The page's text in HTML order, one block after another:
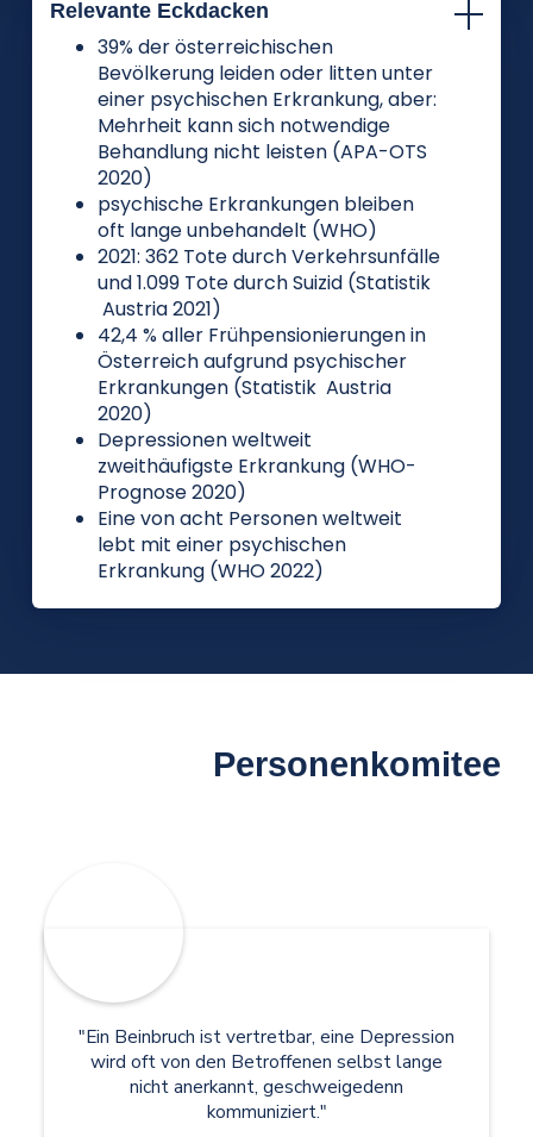
Relevante Eckdacken
39% der österreichischen
Bevölkerung leiden oder litten unter
einer psychischen Erkrankung, aber:
Mehrheit kann sich notwendige
Behandlung nicht leisten (APA-OTS
2020)
psychische Erkrankungen bleiben
oft lange unbehandelt (WHO)
2021: 362 Tote durch Verkehrsunfälle
und 1.099 Tote durch Suizid (Statistik
Austria 2021)
42,4 % aller Frühpensionierungen in
Österreich aufgrund psychischer
Erkrankungen (Statistik Austria
2020)
Depressionen weltweit
zweithäufigste Erkrankung (WHO-
Prognose 2020)
Eine von acht Personen weltweit
lebt mit einer psychischen
Erkrankung (WHO 2022)
Personenkomitee
"Ein Beinbruch ist vertretbar, eine Depression
wird oft von den Betroffenen selbst lange
nicht anerkannt, geschweigedenn
kommuniziert."